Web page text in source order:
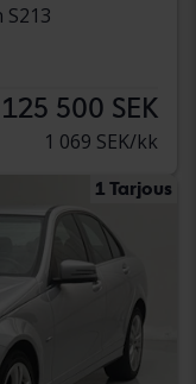
125 500 SEK
1 069 SEK/kk
1 Tarjous